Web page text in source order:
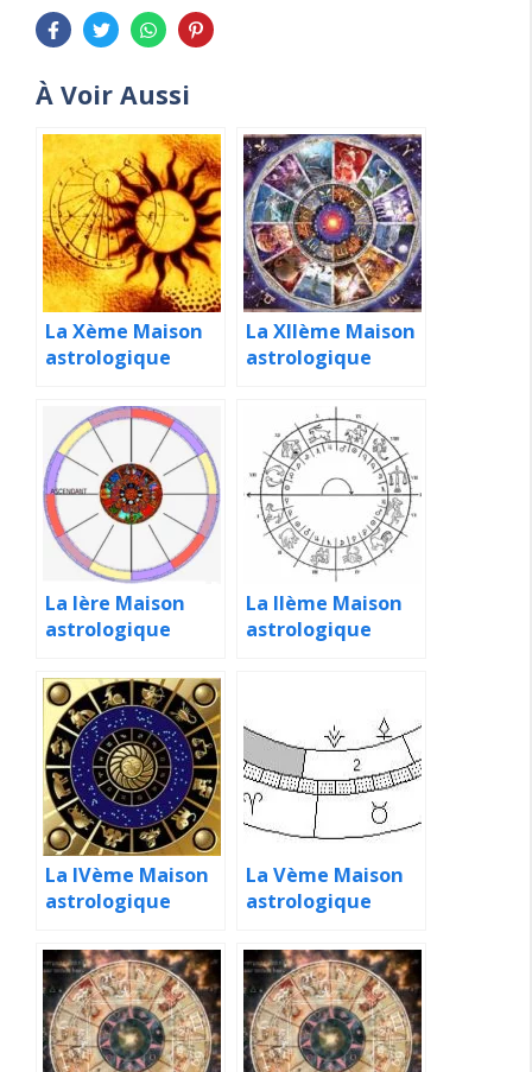
À Voir Aussi
La Xème Maison
astrologique
La XIIème Maison
astrologique
La Ière Maison
astrologique
La IIème Maison
astrologique
La IVème Maison
astrologique
La Vème Maison
astrologique